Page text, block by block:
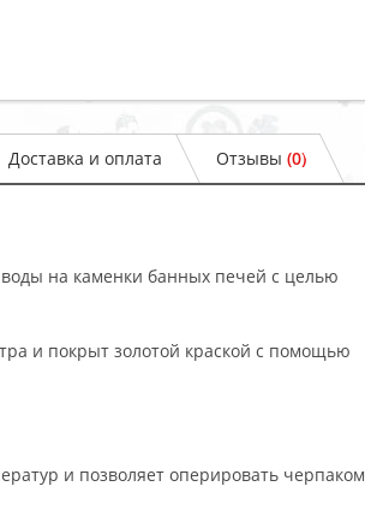
Доставка и оплата Отзывы (0)
на каменки банных печей с целью
и покрыт золотой краской с помощью
и позволяет оперировать черпаком